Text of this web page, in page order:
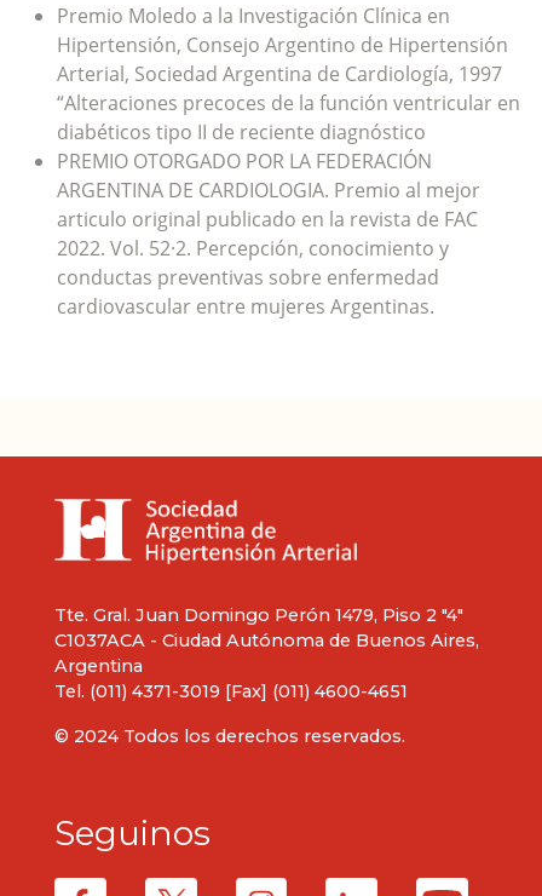
Premio Moledo a la Investigación Clínica en
Hipertensión, Consejo Argentino de Hipertensión
Arterial, Sociedad Argentina de Cardiología, 1997
“Alteraciones precoces de la función ventricular en
diabéticos tipo II de reciente diagnóstico
PREMIO OTORGADO POR LA FEDERACIÓN
ARGENTINA DE CARDIOLOGIA. Premio al mejor
articulo original publicado en la revista de FAC
2022. Vol. 52·2. Percepción, conocimiento y
conductas preventivas sobre enfermedad
cardiovascular entre mujeres Argentinas.
Tte. Gral. Juan Domingo Perón 1479, Piso 2 "4"
C1037ACA - Ciudad Autónoma de Buenos Aires,
Argentina
Tel. (011) 4371-3019 [Fax] (011) 4600-4651
© 2024 Todos los derechos reservados.
Seguinos